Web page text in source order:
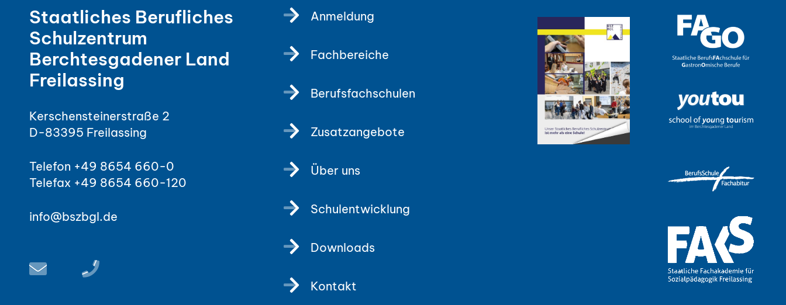
Staatliches Berufliches
Schulzentrum
Berchtesgadener Land
Freilassing
Kerschensteinerstraße 2
D-83395 Freilassing
Telefon +49 8654 660-0
Telefax +49 8654 660-120
info@bszbgl.de
Anmeldung
Fachbereiche
Berufsfachschulen
Zusatzangebote
Über uns
Schulentwicklung
Downloads
Kontakt